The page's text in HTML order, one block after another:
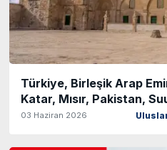
Türkiye, Birleşik Arap
Katar, Mısır, Pakistan,
03 Haziran 2026